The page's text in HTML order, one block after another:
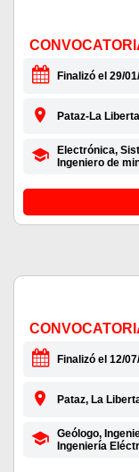
Finalizó el 29/
Pataz-La
Electrónica,
Ingeniero de
Finalizó el 12/
Pataz, La
Geólogo,
Ingeniería